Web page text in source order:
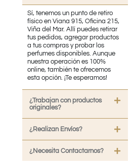
Sí, tenemos un punto de retiro
físico en Viana 915, Oficina 215,
Viña del Mar. Allí puedes retirar
tus pedidos, agregar productos
a tus compras y probar los
perfumes disponibles. Aunque
nuestra operación es 100%
online, también te ofrecemos
esta opción. ¡Te esperamos!
¿Trabajan con productos
originales?
¿Realizan Envíos?
¿Necesita Contactarnos?